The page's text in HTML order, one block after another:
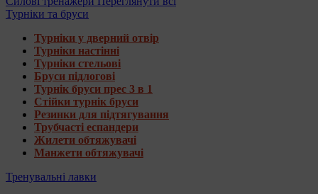
Турніки та бруси
Турніки у дверний отвір
Турніки настінні
Турніки стельові
Бруси підлогові
Турнік бруси прес 3 в 1
Стійки турнік бруси
Резинки для підтягування
Трубчасті еспандери
Жилети обтяжувачі
Манжети обтяжувачі
Тренувальні лавки